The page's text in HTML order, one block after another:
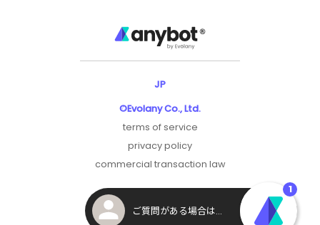
JP
©Evolany Co., Ltd.
terms of service
privacy policy
commercial transaction law